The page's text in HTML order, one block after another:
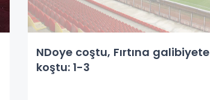
NDoye coştu, Fırtına galibiyete
koştu: 1-3